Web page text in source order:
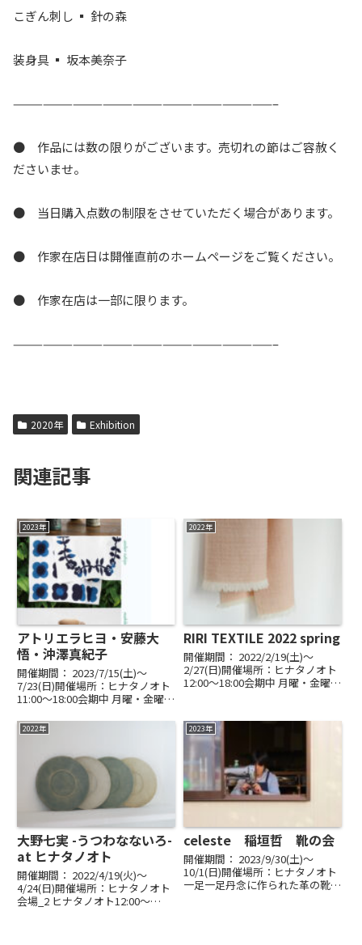
こぎん刺し ▪ 針の森
装身具 ▪ 坂本美奈子
——————————————————————————–
● 作品には数の限りがございます。売切れの節はご容赦く
ださいませ。
● 当日購入点数の制限をさせていただく場合があります。
● 作家在店日は開催直前のホームページをご覧ください。
● 作家在店は一部に限ります。
——————————————————————————–
2020年 Exhibition
関連記事
2023年
アトリエラヒヨ・安藤大
悟・沖澤真紀子
開催期間： 2023/7/15(土)〜
7/23(日)開催場所：ヒナタノオト
11:00～18:00会期中 月曜・金曜休
ヨ | てぬぐい・裂織り安藤大悟 |
陶沖澤真紀子 | 陶胆大心小〈たん
2022年
RIRI TEXTILE 2022 spring
開催期間： 2022/2/19(土)〜
2/27(日)開催場所：ヒナタノオト
12:00～18:00会期中 月曜・金曜
むきに心を澄ませて織り上げた布
の数々。穏やかな春の日差しの...
2022年
大野七実 -うつわなないろ-
at ヒナタノオト
開催期間： 2022/4/19(火)〜
4/24(日)開催場所：ヒナタノオト
会場_2 ヒナタノオト12:00～
2023年
celeste 稲垣哲 靴の会
開催期間： 2023/9/30(土)〜
10/1(日)開催場所：ヒナタノオト
一足一足丹念に作られた革の靴。